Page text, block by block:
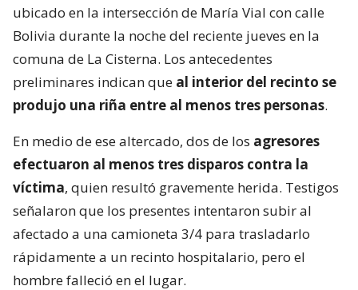
ubicado en la intersección de María Vial con calle
Bolivia durante la noche del reciente jueves en la
comuna de La Cisterna. Los antecedentes
preliminares indican que al interior del recinto se
produjo una riña entre al menos tres personas.
En medio de ese altercado, dos de los agresores
efectuaron al menos tres disparos contra la
víctima, quien resultó gravemente herida. Testigos
señalaron que los presentes intentaron subir al
afectado a una camioneta 3/4 para trasladarlo
rápidamente a un recinto hospitalario, pero el
hombre falleció en el lugar.